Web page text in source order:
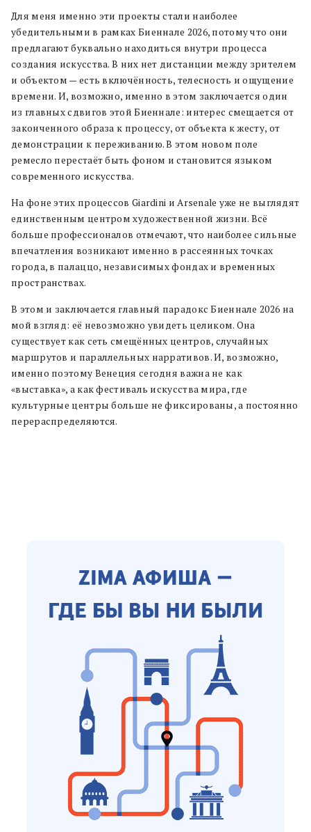
Для меня именно эти проекты стали наиболее
убедительными в рамках Биеннале 2026, потому что они
предлагают буквально находиться внутри процесса
создания искусства. В них нет дистанции между зрителем
и объектом — есть включённость, телесность и ощущение
времени. И, возможно, именно в этом заключается один
из главных сдвигов этой Биеннале: интерес смещается от
законченного образа к процессу, от объекта к жесту, от
демонстрации к переживанию. В этом новом поле
ремесло перестаёт быть фоном и становится языком
современного искусства.
На фоне этих процессов Giardini и Arsenale уже не выглядят
единственным центром художественной жизни. Всё
больше профессионалов отмечают, что наиболее сильные
впечатления возникают именно в рассеянных точках
города, в палаццо, независимых фондах и временных
пространствах.
В этом и заключается главный парадокс Биеннале 2026 на
мой взгляд: её невозможно увидеть целиком. Она
существует как сеть смещённых центров, случайных
маршрутов и параллельных нарративов. И, возможно,
именно поэтому Венеция сегодня важна не как
«выставка», а как фестиваль искусства мира, где
культурные центры больше не фиксированы, а постоянно
перераспределяются.